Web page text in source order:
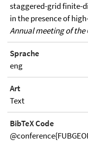
staggered-grid finite-
in the presence of
Annual meeting of the
Sprache
eng
Art
Text
BibTeX Code